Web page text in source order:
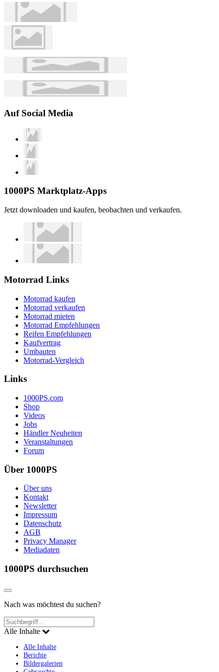
Auf Social Media
1000PS Marktplatz-Apps
Jetzt downloaden und kaufen, beobachten und verkaufen.
Motorrad Links
Motorrad kaufen
Motorrad verkaufen
Motorrad mieten
Motorrad Empfehlungen
Reifen Empfehlungen
Kaufvertrag
Umbauten
Motorrad-Vergleich
Links
1000PS.com
Shop
Videos
Jobs
Händler Neuheiten
Veranstaltungen
Forum
Über 1000PS
Über uns
Kontakt
Newsletter
Impressum
Datenschutz
AGB
Privacy Manager
Mediadaten
1000PS durchsuchen
Nach was möchtest du suchen?
Alle Inhalte
Alle Inhalte
Berichte
Bildergalerien